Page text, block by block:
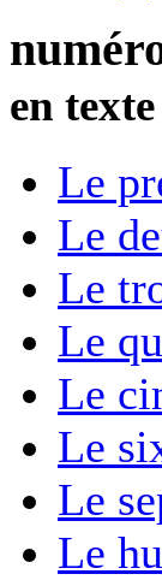
en
Le
Le
Le
Le
Le
Le
Le
Le